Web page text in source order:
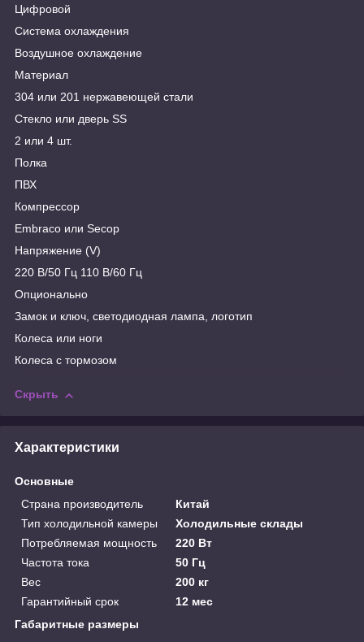
Цифровой
Система охлаждения
Воздушное охлаждение
Материал
304 или 201 нержавеющей стали
Стекло или дверь SS
2 или 4 шт.
Полка
ПВХ
Компрессор
Embraco или Secop
Напряжение (V)
220 В/50 Гц 110 В/60 Гц
Опционально
Замок и ключ, светодиодная лампа, логотип
Колеса или ноги
Колеса с тормозом
Скрыть
Характеристики
Основные
Страна производитель
Китай
Тип холодильной камеры
Холодильные склады
Потребляемая мощность
220 Вт
Частота тока
50 Гц
Вес
200 кг
Гарантийный срок
12 мес
Габаритные размеры